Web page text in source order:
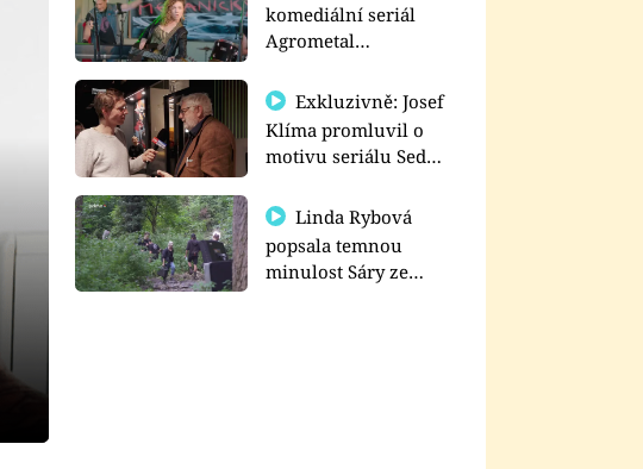
komediální seriál
Agrometal
prima+
Exkluzivně: Josef
Klíma promluvil o
motivu seriálu Sedm
Linda Rybová
popsala temnou
minulost Sáry ze